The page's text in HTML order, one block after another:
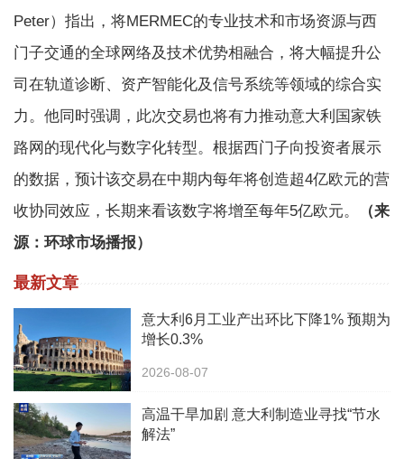
Peter）指出，将MERMEC的专业技术和市场资源与西
门子交通的全球网络及技术优势相融合，将大幅提升公
司在轨道诊断、资产智能化及信号系统等领域的综合实
力。他同时强调，此次交易也将有力推动意大利国家铁
路网的现代化与数字化转型。根据西门子向投资者展示
的数据，预计该交易在中期内每年将创造超4亿欧元的营
收协同效应，长期来看该数字将增至每年5亿欧元。
（来
源：环球市场播报）
最新文章
意大利6月工业产出环比下降1% 预期为
增长0.3%
2026-08-07
高温干旱加剧 意大利制造业寻找“节水
解法”